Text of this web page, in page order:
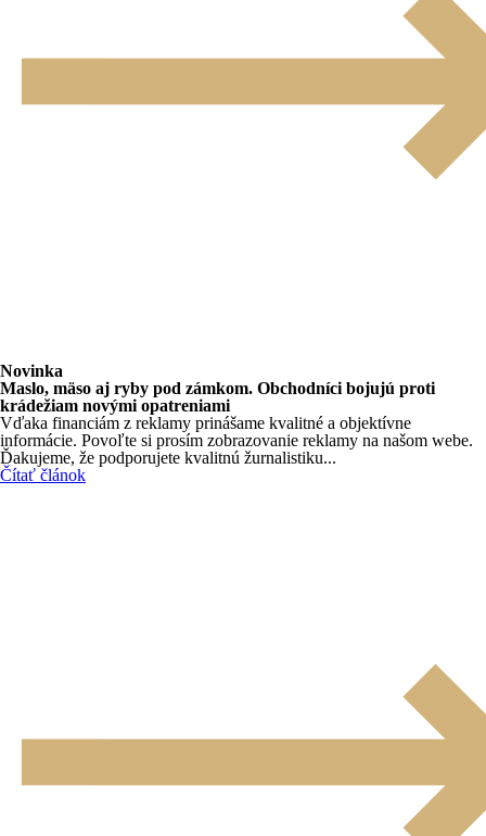
Novinka
Maslo, mäso aj ryby pod zámkom. Obchodníci bojujú proti
krádežiam novými opatreniami
Vďaka financiám z reklamy prinášame kvalitné a objektívne
informácie. Povoľte si prosím zobrazovanie reklamy na našom webe.
Ďakujeme, že podporujete kvalitnú žurnalistiku...
Čítať článok